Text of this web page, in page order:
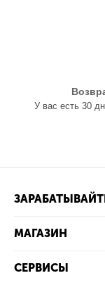
У вас есть 30
МАГАЗИН
СЕРВИСЫ